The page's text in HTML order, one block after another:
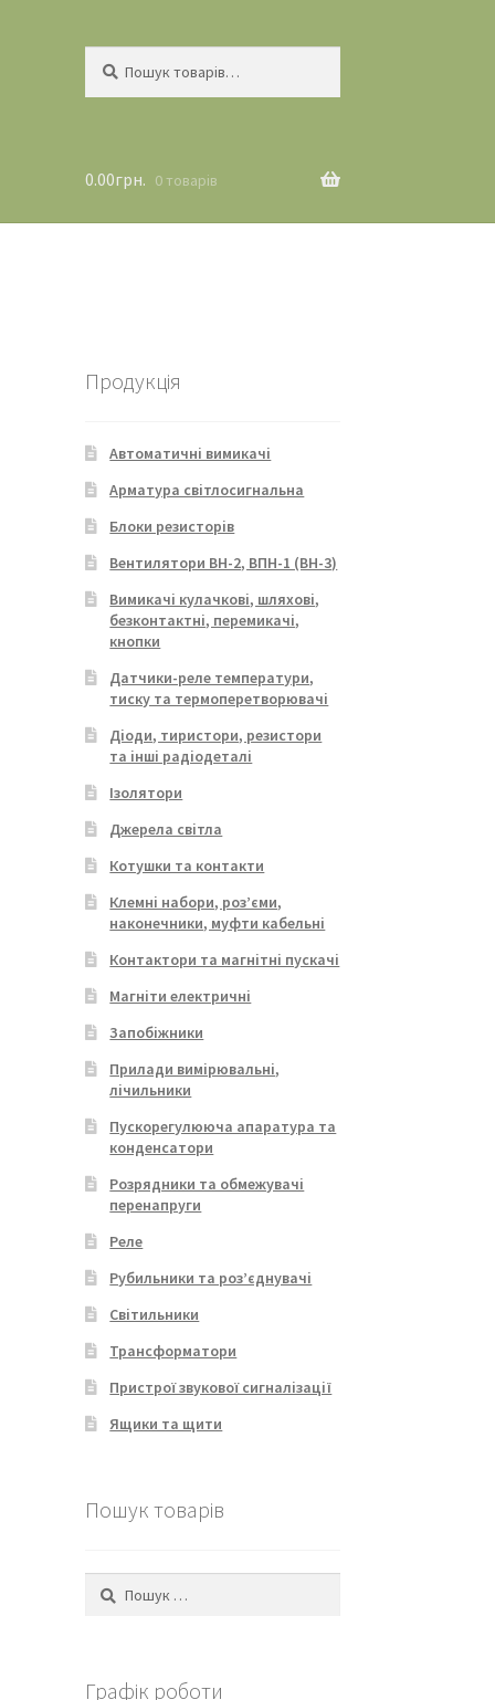
0.00грн. 0 товарів
Продукція
Автоматичні вимикачі
Арматура світлосигнальна
Блоки резисторів
Вентилятори ВН-2, ВПН-1 (ВН-3)
Вимикачі кулачкові, шляхові,
безконтактні, перемикачі,
кнопки
Датчики-реле температури,
тиску та термоперетворювачі
Діоди, тиристори, резистори
та інші радіодеталі
Ізолятори
Джерела світла
Котушки та контакти
Клемні набори, роз’єми,
наконечники, муфти кабельні
Контактори та магнітні пускачі
Магніти електричні
Запобіжники
Прилади вимірювальні,
лічильники
Пускорегулююча апаратура та
конденсатори
Розрядники та обмежувачі
перенапруги
Реле
Рубильники та роз’єднувачі
Світильники
Трансформатори
Пристрої звукової сигналізації
Ящики та щити
Пошук товарів
Пошук:
Графік роботи